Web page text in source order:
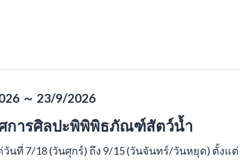
～ 23/9/2026
การศิลปะพิพิพิธภัณฑ์สัตว์น้ำ
นที่ 7/18 (วันศุกร์) ถึง 9/15 (วันจันทร์/วันหยุด) ตั้งแ